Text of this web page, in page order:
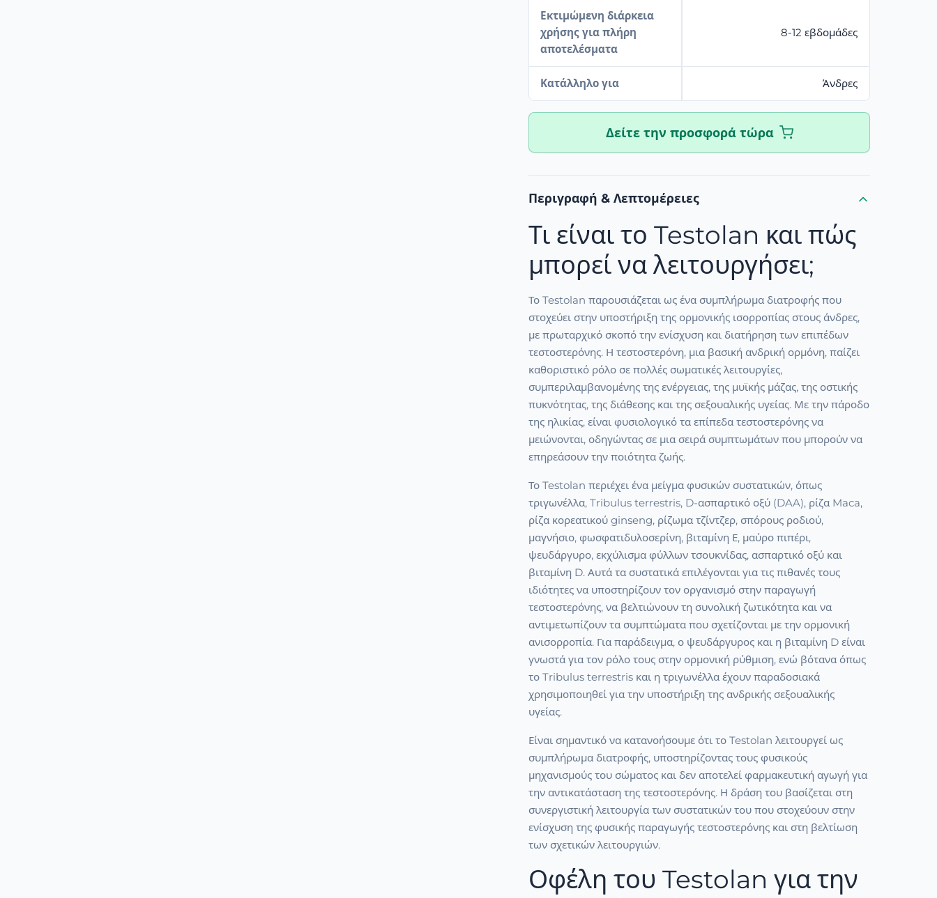
Εκτιμώμενη διάρκεια
χρήσης για πλήρη
αποτελέσματα
8-12 εβδομάδες
Κατάλληλο για Άνδρες
Δείτε την προσφορά τώρα
Περιγραφή & Λεπτομέρειες
Τι είναι το Testolan και πώς
μπορεί να λειτουργήσει;
Το Testolan παρουσιάζεται ως ένα συμπλήρωμα διατροφής που
στοχεύει στην υποστήριξη της ορμονικής ισορροπίας στους άνδρες,
με πρωταρχικό σκοπό την ενίσχυση και διατήρηση των επιπέδων
τεστοστερόνης. Η τεστοστερόνη, μια βασική ανδρική ορμόνη, παίζει
καθοριστικό ρόλο σε πολλές σωματικές λειτουργίες,
συμπεριλαμβανομένης της ενέργειας, της μυϊκής μάζας, της οστικής
πυκνότητας, της διάθεσης και της σεξουαλικής υγείας. Με την πάροδο
της ηλικίας, είναι φυσιολογικό τα επίπεδα τεστοστερόνης να
μειώνονται, οδηγώντας σε μια σειρά συμπτωμάτων που μπορούν να
επηρεάσουν την ποιότητα ζωής.
Το Testolan περιέχει ένα μείγμα φυσικών συστατικών, όπως
τριγωνέλλα, Tribulus terrestris, D-ασπαρτικό οξύ (DAA), ρίζα Maca,
ρίζα κορεατικού ginseng, ρίζωμα τζίντζερ, σπόρους ροδιού,
μαγνήσιο, φωσφατιδυλοσερίνη, βιταμίνη Ε, μαύρο πιπέρι,
ψευδάργυρο, εκχύλισμα φύλλων τσουκνίδας, ασπαρτικό οξύ και
βιταμίνη D. Αυτά τα συστατικά επιλέγονται για τις πιθανές τους
ιδιότητες να υποστηρίζουν τον οργανισμό στην παραγωγή
τεστοστερόνης, να βελτιώνουν τη συνολική ζωτικότητα και να
αντιμετωπίζουν τα συμπτώματα που σχετίζονται με την ορμονική
ανισορροπία. Για παράδειγμα, ο ψευδάργυρος και η βιταμίνη D είναι
γνωστά για τον ρόλο τους στην ορμονική ρύθμιση, ενώ βότανα όπως
το Tribulus terrestris και η τριγωνέλλα έχουν παραδοσιακά
χρησιμοποιηθεί για την υποστήριξη της ανδρικής σεξουαλικής
υγείας.
Είναι σημαντικό να κατανοήσουμε ότι το Testolan λειτουργεί ως
συμπλήρωμα διατροφής, υποστηρίζοντας τους φυσικούς
μηχανισμούς του σώματος και δεν αποτελεί φαρμακευτική αγωγή για
την αντικατάσταση της τεστοστερόνης. Η δράση του βασίζεται στη
συνεργιστική λειτουργία των συστατικών του που στοχεύουν στην
ενίσχυση της φυσικής παραγωγής τεστοστερόνης και στη βελτίωση
των σχετικών λειτουργιών.
Οφέλη του Testolan για την